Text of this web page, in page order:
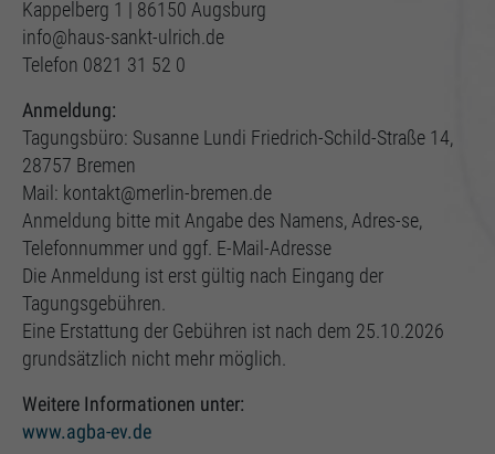
Kappelberg 1 | 86150 Augsburg
info@haus-sankt-ulrich.de
Telefon 0821 31 52 0
Anmeldung:
Tagungsbüro: Susanne Lundi Friedrich-Schild-Straße 14,
28757 Bremen
Mail: kontakt@merlin-bremen.de
Anmeldung bitte mit Angabe des Namens, Adres-se,
Telefonnummer und ggf. E-Mail-Adresse
Die Anmeldung ist erst gültig nach Eingang der
Tagungsgebühren.
Eine Erstattung der Gebühren ist nach dem 25.10.2026
grundsätzlich nicht mehr möglich.
Weitere Informationen unter:
www.agba-ev.de
Einstellungen, falls der Webseiten-Betreiber dies
eingestellt hat.